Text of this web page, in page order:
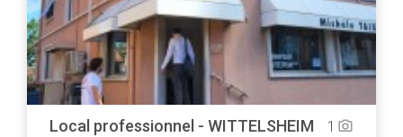
Local professionnel - WITTELSHEIM 1 camera_alt